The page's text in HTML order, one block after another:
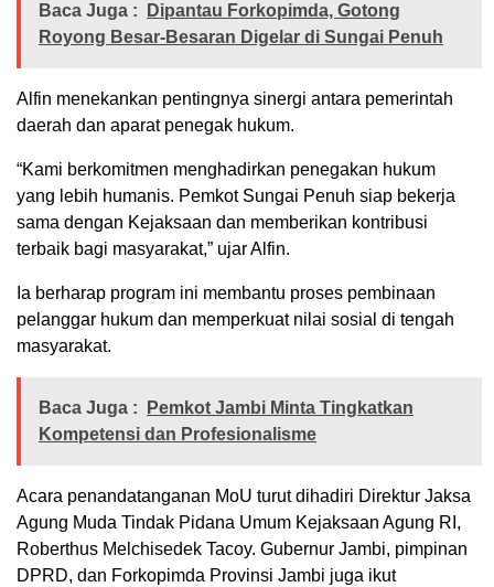
Baca Juga :
Dipantau Forkopimda, Gotong
Royong Besar-Besaran Digelar di Sungai Penuh
Alfin menekankan pentingnya sinergi antara pemerintah
daerah dan aparat penegak hukum.
“Kami berkomitmen menghadirkan penegakan hukum
yang lebih humanis. Pemkot Sungai Penuh siap bekerja
sama dengan Kejaksaan dan memberikan kontribusi
terbaik bagi masyarakat,” ujar Alfin.
Ia berharap program ini membantu proses pembinaan
pelanggar hukum dan memperkuat nilai sosial di tengah
masyarakat.
Baca Juga :
Pemkot Jambi Minta Tingkatkan
Kompetensi dan Profesionalisme
Acara penandatanganan MoU turut dihadiri Direktur Jaksa
Agung Muda Tindak Pidana Umum Kejaksaan Agung RI,
Roberthus Melchisedek Tacoy. Gubernur Jambi, pimpinan
DPRD, dan Forkopimda Provinsi Jambi juga ikut